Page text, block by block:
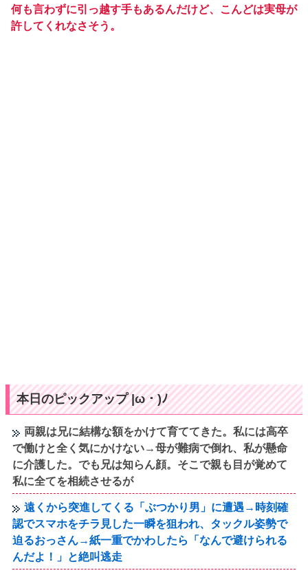
何も言わずに引っ越す手もあるんだけど、こんどは実母が
許してくれなさそう。
本日のピックアップ |ω・)ﾉ
両親は兄に結構な額をかけて育ててきた。私には高卒
で働けと全く気にかけない→母が難病で倒れ、私が懸命
に介護した。でも兄は知らん顔。そこで親も目が覚めて
私に全てを相続させるが
遠くから突進してくる「ぶつかり男」に遭遇→時刻確
認でスマホをチラ見した一瞬を狙われ、タックル姿勢で
迫るおっさん→紙一重でかわしたら「なんで避けられる
んだよ！」と絶叫逃走